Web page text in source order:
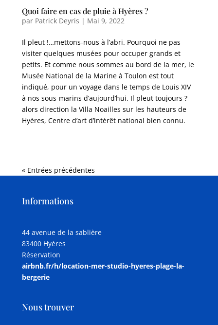
Quoi faire en cas de pluie à Hyères ?
par Patrick Deyris | Mai 9, 2022
Il pleut !…mettons-nous à l’abri. Pourquoi ne pas
visiter quelques musées pour occuper grands et
petits. Et comme nous sommes au bord de la mer, le
Musée National de la Marine à Toulon est tout
indiqué, pour un voyage dans le temps de Louis XIV
à nos sous-marins d’aujourd’hui. Il pleut toujours ?
alors direction la Villa Noailles sur les hauteurs de
Hyères, Centre d’art d’intérêt national bien connu.
« Entrées précédentes
Informations
44 avenue de la sablière
83400 Hyères
Réservation
airbnb.fr/h/location-mer-studio-hyeres-plage-la-
bergerie
Nous trouver